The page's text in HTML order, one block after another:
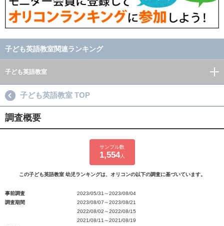
子ども英語教室関連ランキング
子ども英語教室
子ども英語教室 TOP
調査概要
サンプル数
1,554人
この子ども英語教室 幼児ランキングは、オリコンの以下の調査に基づいています。
事前調査
2023/05/31～2023/08/04
調査期間
2023/08/07～2023/08/21
2022/08/02～2022/08/15
2021/08/11～2021/08/19